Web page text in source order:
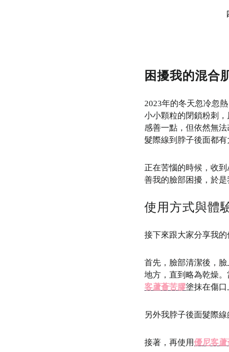
困擾我的混合
2023年的冬天忽冷忽
小小顆粒的閉鎖粉刺
感善一點，但依然無
髮際線到脖子後面都
正在苦惱的時候，收到
善我的臉部困擾，於
使用方式與體
接下來跟大家分享我
首先，臉部清潔後，
地方，直到略為乾燥
客蘆薈苦膠塗抹在傷
另外我脖子後面髮際
接著，再使用優尼客